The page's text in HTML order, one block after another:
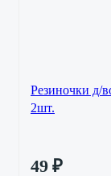
Резиночки д/
2шт.
49 ₽